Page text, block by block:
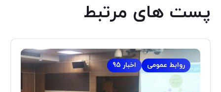
پست های مرتبط
اخبار 95 روابط عمومی